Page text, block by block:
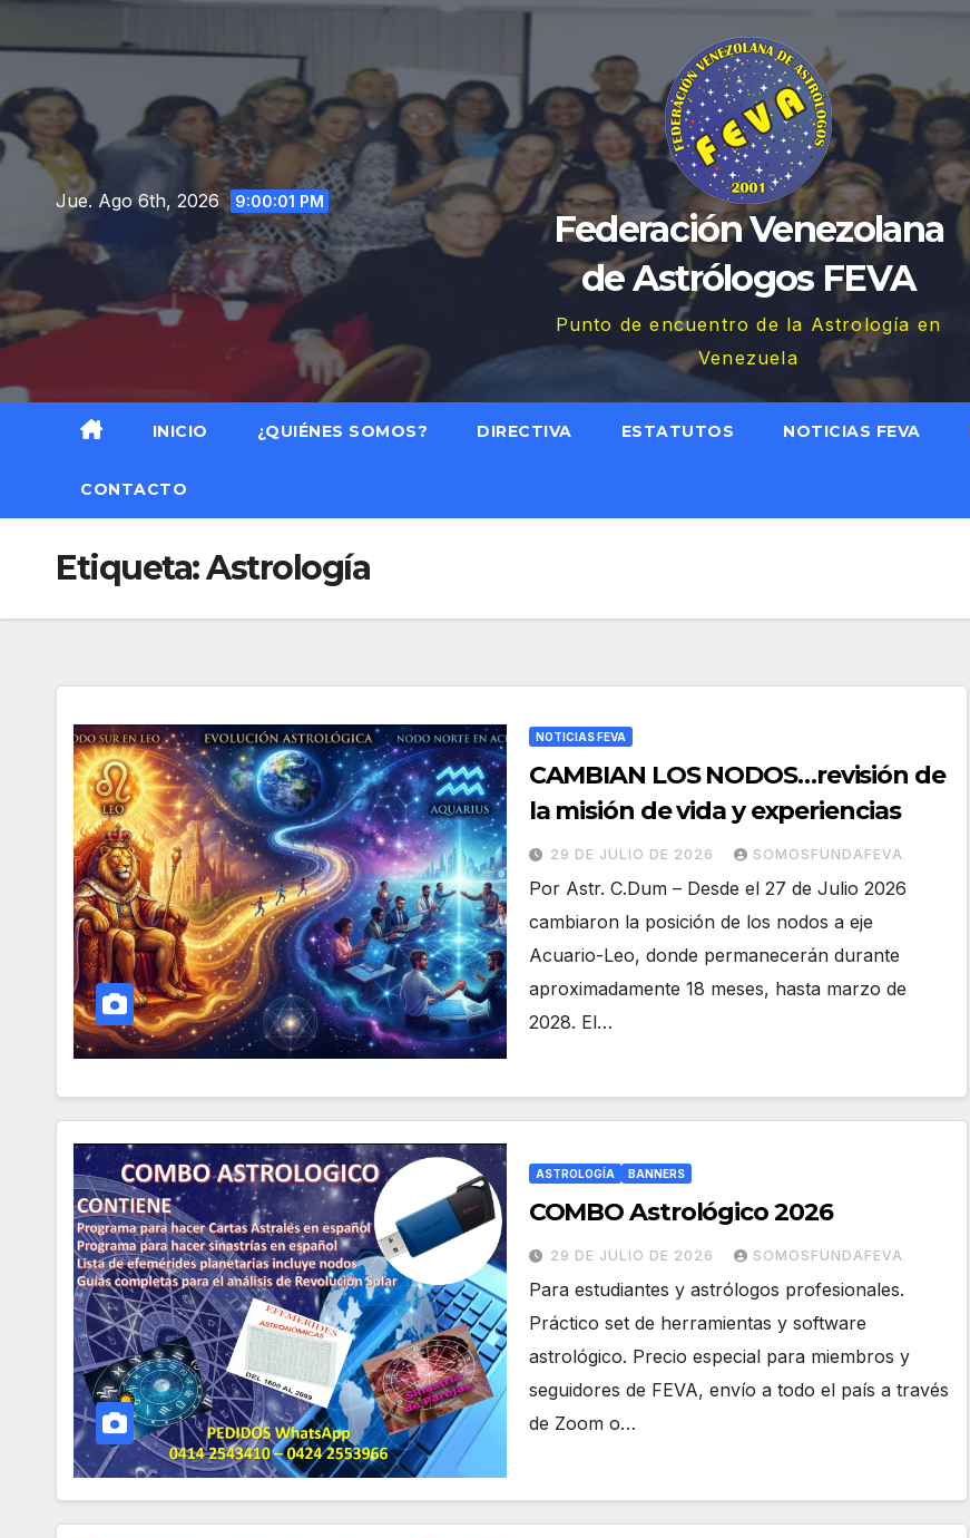
al
contenido
Jue. Ago 6th, 2026 9:00:02 PM
Federación Venezolana
de Astrólogos FEVA
Punto de encuentro de la Astrología en
Venezuela
INICIO ¿QUIÉNES SOMOS? DIRECTIVA ESTATUTOS NOTICIAS FEVA
CONTACTO
Etiqueta:Astrología
NOTICIAS FEVA
CAMBIAN LOS NODOS…revisión de
la misión de vida y experiencias
29 DE JULIO DE 2026 SOMOSFUNDAFEVA
Por Astr. C.Dum – Desde el 27 de Julio 2026
cambiaron la posición de los nodos a eje
Acuario-Leo, donde permanecerán durante
aproximadamente 18 meses, hasta marzo de
2028. El…
ASTROLOGÍA BANNERS
COMBO Astrológico 2026
29 DE JULIO DE 2026 SOMOSFUNDAFEVA
Para estudiantes y astrólogos profesionales.
Práctico set de herramientas y software
astrológico. Precio especial para miembros y
seguidores de FEVA, envío a todo el país a través
de Zoom o…